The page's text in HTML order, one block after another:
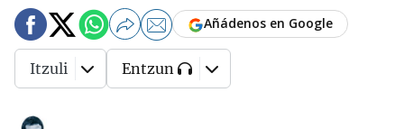
Añádenos en Google
Itzuli Entzun